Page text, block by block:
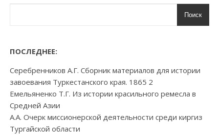
Поиск
ПОСЛЕДНЕЕ:
Серебренников А.Г. Сборник материалов для истории
завоевания Туркестанского края. 1865 2
Емельяненко Т.Г. Из истории красильного ремесла в
Средней Азии
А.А. Очерк миссионерской деятельности среди киргиз
Тургайской области